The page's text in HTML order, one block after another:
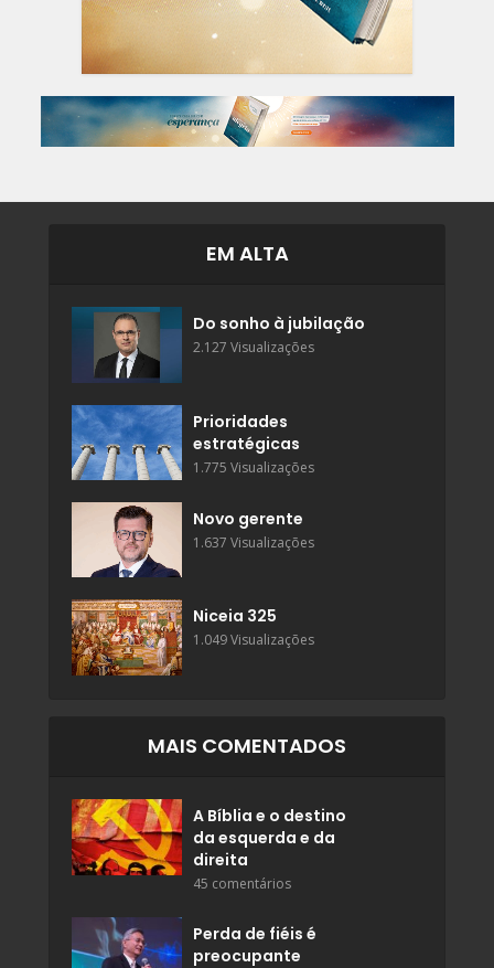
EM ALTA
Do sonho à jubilação
2.127 Visualizações
Prioridades
estratégicas
1.775 Visualizações
Novo gerente
1.637 Visualizações
Niceia 325
1.049 Visualizações
MAIS COMENTADOS
A Bíblia e o destino
da esquerda e da
direita
45 comentários
Perda de fiéis é
preocupante